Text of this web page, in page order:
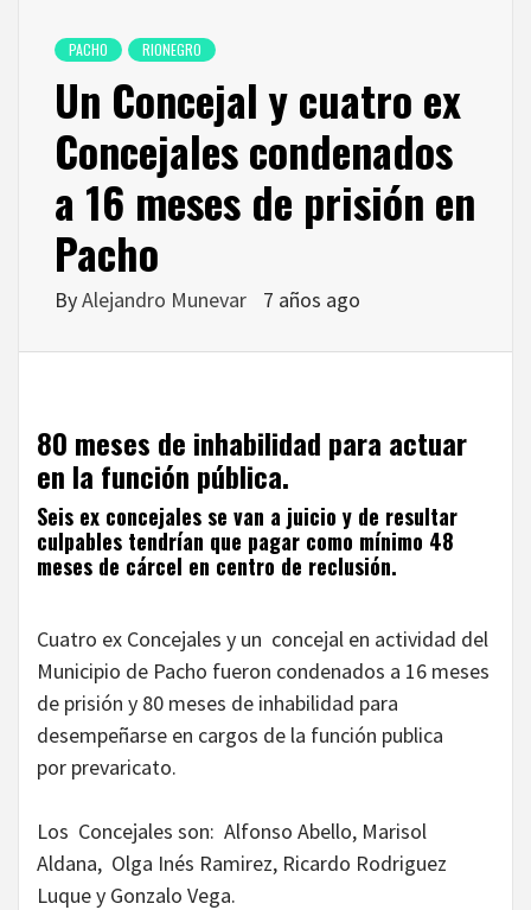
PACHO RIONEGRO
Un Concejal y cuatro ex
Concejales condenados
a 16 meses de prisión en
Pacho
ByAlejandro Munevar 7 años ago
80 meses de inhabilidad para actuar
en la función pública.
Seis ex concejales se van a juicio y de resultar
culpables tendrían que pagar como mínimo 48
meses de cárcel en centro de reclusión.
Cuatro ex Concejales y un concejal en actividad del
Municipio de Pacho fueron condenados a 16 meses
de prisión y 80 meses de inhabilidad para
desempeñarse en cargos de la función publica
por prevaricato.
Los Concejales son: Alfonso Abello, Marisol
Aldana, Olga Inés Ramirez, Ricardo Rodriguez
Luque y Gonzalo Vega.